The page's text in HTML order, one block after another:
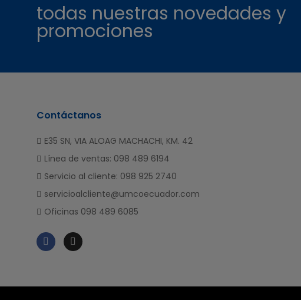
todas nuestras novedades y
promociones
Contáctanos
E35 SN, VIA ALOAG MACHACHI, KM. 42
Línea de ventas: 098 489 6194
Servicio al cliente: 098 925 2740
servicioalcliente@umcoecuador.com
Oficinas 098 489 6085